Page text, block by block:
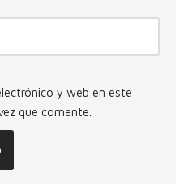
y web en este
que comente.